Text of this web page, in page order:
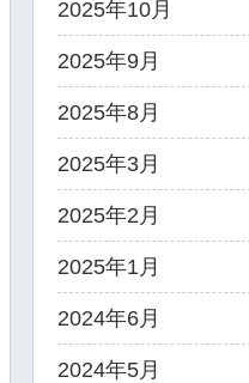
2025年10月
2025年9月
2025年8月
2025年3月
2025年2月
2025年1月
2024年6月
2024年5月